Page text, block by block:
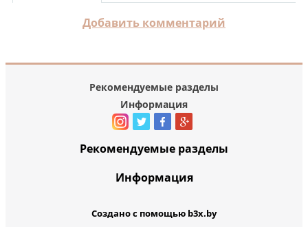
Добавить комментарий
Рекомендуемые разделы
Информация
Рекомендуемые разделы
Информация
Создано с помощью b3x.by